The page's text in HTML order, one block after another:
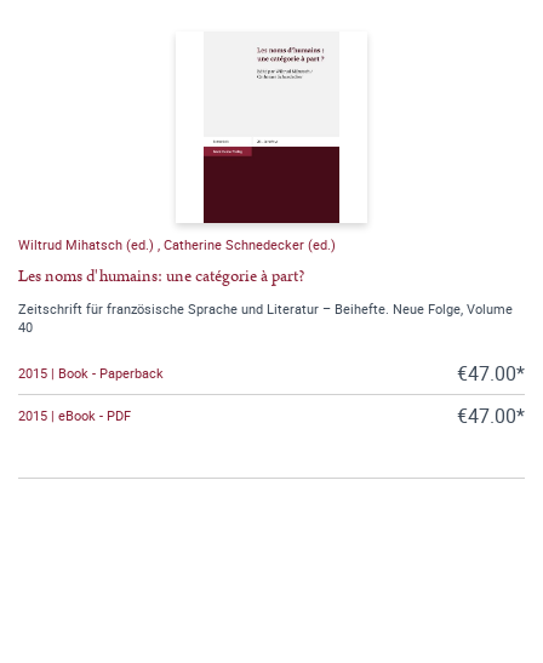
Wiltrud Mihatsch (ed.) Catherine Schnedecker (ed.)
Les noms d'humains: une catégorie à part?
Zeitschrift für französische Sprache und Literatur – Beihefte. Neue Folge, Volume
40
2015 | Book - Paperback €47.00*
2015 | eBook - PDF €47.00*